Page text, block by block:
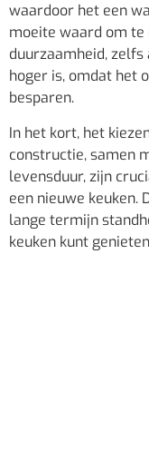
waardoor het een
moeite waard om
duurzaamheid,
hoger is, omdat het
besparen.
In het kort, het
constructie, samen
levensduur, zijn
een nieuwe
lange termijn
keuken kunt